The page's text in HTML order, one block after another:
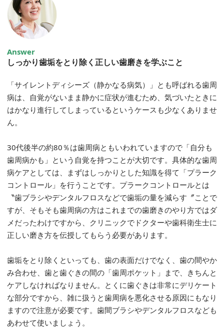
Answer
しっかり歯垢をとり除く正しい歯磨きを学ぶこと
「サイレントディシーズ（静かなる病気）」とも呼ばれる歯周
病は、自覚がないまま静かに症状が進むため、気づいたときに
はかなり進行してしまっているというケースも少なくありませ
ん。
30代後半の約80％は歯周病ともいわれていますので「自分も
歯周病かも」という自覚を持つことが大切です。具体的な歯周
病ケアとしては、まずはしっかりとした知識を得て「プラーク
コントロール」を行うことです。プラークコントロールとは
〝歯ブラシやデンタルフロスなどで歯垢の量を減らす〞ことで
すが、そもそも歯周病の方はこれまでの歯磨きのやり方ではダ
メだったわけですから、クリニックでドクターや歯科衛生士に
正しい磨き方を伝授してもらう必要があります。
歯垢をとり除くといっても、歯の表面だけでなく、歯の間やか
み合わせ、歯と歯ぐきの間の「歯周ポケット」まで、きちんと
ケアしなければなりません。とくに歯ぐきは非常にデリケート
な部分ですから、雑に扱うと歯周病を悪化させる原因にもなり
ますので注意が必要です。歯間ブラシやデンタルフロスなども
あわせて使いましょう。